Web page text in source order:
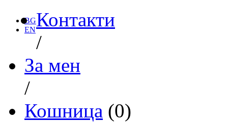
BG
ENКонтакти
/
За мен
/
Кошница (0)